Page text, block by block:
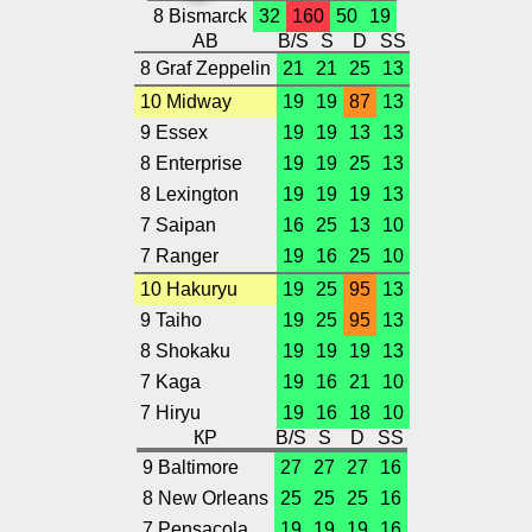
8 Bismarck 32 160 50
19
АВ
B/S S D
SS
8 Graf Zeppelin
21 21 25
13
10 Midway
19 19 87
13
9 Essex
19 19 13
13
8 Enterprise
19 19 25
13
8 Lexington
19 19 19
13
7 Saipan
16 25 13
10
7 Ranger
19 16 25
10
10 Hakuryu
19 25 95
13
9 Taiho
19 25 95
13
8 Shokaku
19 19 19
13
7 Kaga
19 16 21
10
7 Hiryu
19 16 18
10
КР
B/S S D
SS
9 Baltimore
27 27 27
16
8 New Orleans 25 25 25
16